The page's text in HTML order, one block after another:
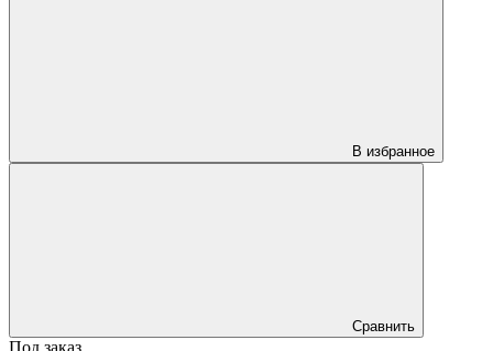
В избранное
Сравнить
Под заказ